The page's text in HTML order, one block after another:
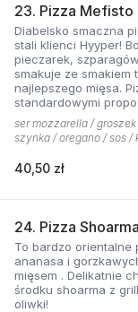
23. Pizza Mefisto
Diabelsko smaczna
stali klienci Hyyper!
pieczarek,
smakuje ze smakiem
najlepszego mięsa.
standardowymi
ser mozzarella /
szynka / oregano / sos /
40,50 zł
24. Pizza Shoarma
To bardzo orientalne
ananasa i
mięsem . Delikatnie chrupiąca i soczysta w
środku shoarma z
oliwki!